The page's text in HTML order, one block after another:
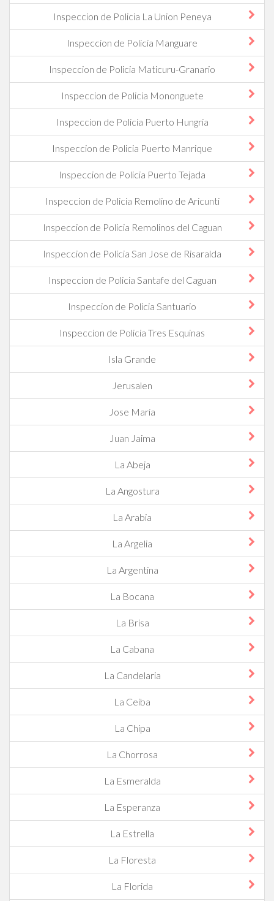
Inspeccion de Policia La Union Peneya
Inspeccion de Policia Manguare
Inspeccion de Policia Maticuru-Granario
Inspeccion de Policia Mononguete
Inspeccion de Policia Puerto Hungria
Inspeccion de Policia Puerto Manrique
Inspeccion de Policia Puerto Tejada
Inspeccion de Policia Remolino de Aricunti
Inspeccion de Policia Remolinos del Caguan
Inspeccion de Policia San Jose de Risaralda
Inspeccion de Policia Santafe del Caguan
Inspeccion de Policia Santuario
Inspeccion de Policia Tres Esquinas
Isla Grande
Jerusalen
Jose Maria
Juan Jaima
La Abeja
La Angostura
La Arabia
La Argelia
La Argentina
La Bocana
La Brisa
La Cabana
La Candelaria
La Ceiba
La Chipa
La Chorrosa
La Esmeralda
La Esperanza
La Estrella
La Floresta
La Florida